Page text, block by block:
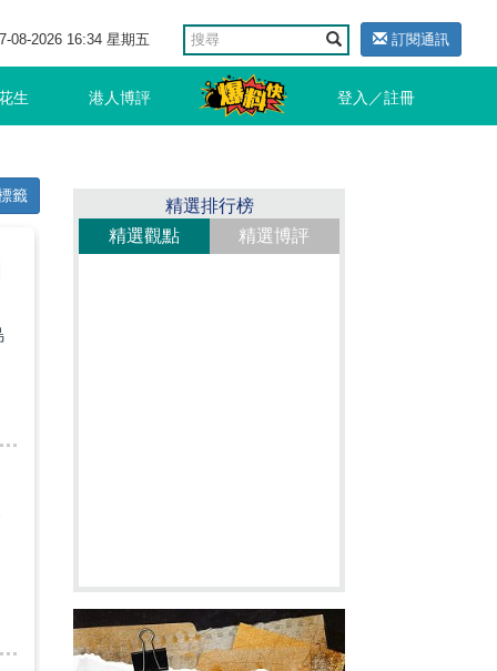
08-2026 16:34 星期五 訂閱通訊
生 港人博評 登入／註冊
籤
精選排行榜
精選觀點
精選博評